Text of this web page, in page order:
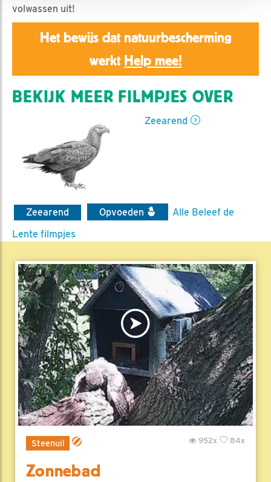
volwassen uit!
Het bewijs dat natuurbescherming
werkt Help mee!
BEKIJK MEER FILMPJES OVER
Zeearend
Zeearend Opvoeden
Alle Beleef de
Lente filmpjes
Steenuil 84x
952x
Zonnebad